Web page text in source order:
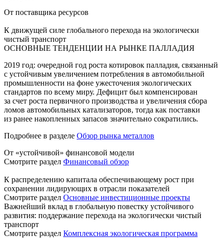
От поставщика ресурсов
К движущей силе глобального перехода на экологически
чистый транспорт
ОСНОВНЫЕ ТЕНДЕНЦИИ НА РЫНКЕ ПАЛЛАДИЯ
2019 год: очередной год роста котировок палладия, связанный
с устойчивым увеличением потребления в автомобильной
промышленности на фоне ужесточения экологических
стандартов по всему миру. Дефицит был компенсирован
за счет роста первичного производства и увеличения сбора
ломов автомобильных катализаторов, тогда как поставки
из ранее накопленных запасов значительно сократились.
Подробнее в разделе Обзор рынка металлов
От «устойчивой» финансовой модели
Смотрите раздел Финансовый обзор
К распределению капитала обеспечивающему рост при
сохранении лидирующих в отрасли показателей
Смотрите раздел Основные инвестиционные проекты
Важнейший вклад в глобальную повестку устойчивого
развития: поддержание перехода на экологически чистый
транспорт
Смотрите раздел Комплексная экологическая программа